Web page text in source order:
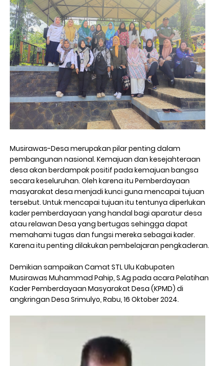
Musirawas-Desa merupakan pilar penting dalam
pembangunan nasional. Kemajuan dan kesejahteraan
desa akan berdampak positif pada kemajuan bangsa
secara keseluruhan. Oleh karena itu Pemberdayaan
masyarakat desa menjadi kunci guna mencapai tujuan
tersebut. Untuk mencapai tujuan itu tentunya diperlukan
kader pemberdayaan yang handal bagi aparatur desa
atau relawan Desa yang bertugas sehingga dapat
memahami tugas dan fungsi mereka sebagai kader.
Karena itu penting dilakukan pembelajaran pengkaderan.
Demikian sampaikan Camat STL Ulu Kabupaten
Musirawas Muhammad Pahip, S.Ag pada acara Pelatihan
Kader Pemberdayaan Masyarakat Desa (KPMD) di
angkringan Desa Srimulyo, Rabu, 16 Oktober 2024.